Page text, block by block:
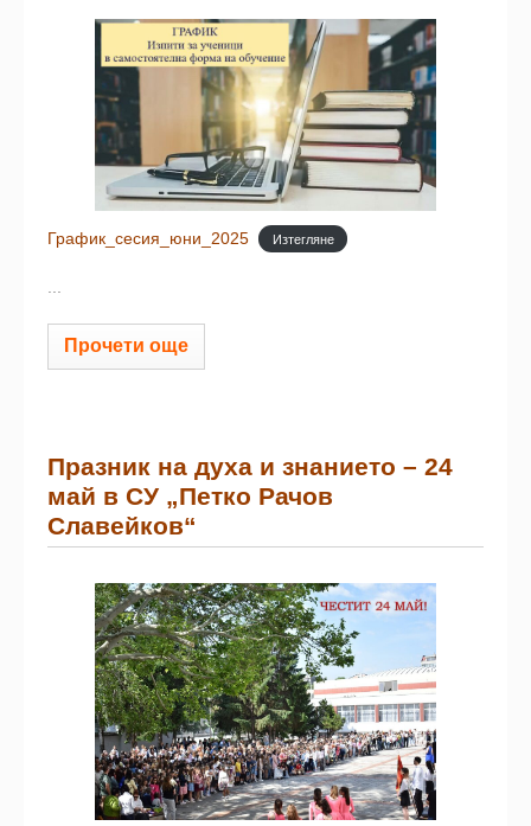
График_сесия_юни_2025 Изтегляне
Прочети още
Празник на духа и знанието – 24
май в СУ „Петко Рачов
Славейков“